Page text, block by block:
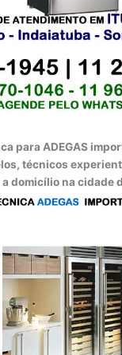
para ADEGAS
técnicos
domicílio na cidade